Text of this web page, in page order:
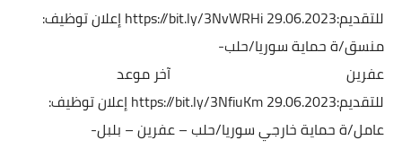
للتقديم:29.06.2023
https://bit.ly/3NvWRHiإعلان توظيف:
منسق/ة حمايةسوريا/حلب-
عفرين آخر موعد
للتقديم:29.06.2023
https://bit.ly/3NfiuKmإعلان توظيف:
عامل/ة حماية خارجيسوريا/حلب – عفرين – بلبل-